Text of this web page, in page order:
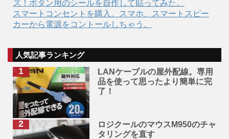
ズ！ボタン用のシールを自作して貼ってみた。
スマートコンセントを購入。スマホ、スマートスピー
カーから電源をコントールしちゃう。
人気記事ランキング
LANケーブルの屋外配線。専用
品を使って思ったより簡単に完
了！
ロジクールのマウスM950のチャ
タリングを直す